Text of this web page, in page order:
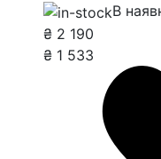
В
₴ 2 190
₴ 1 533